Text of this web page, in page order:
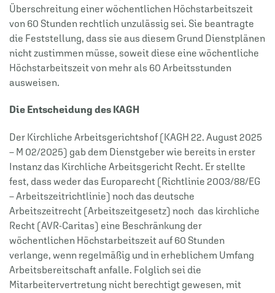
Überschreitung einer wöchentlichen Höchstarbeitszeit
von 60 Stunden rechtlich unzulässig sei. Sie beantragte
die Feststellung, dass sie aus diesem Grund Dienstplänen
nicht zustimmen müsse, soweit diese eine wöchentliche
Höchstarbeitszeit von mehr als 60 Arbeitsstunden
ausweisen.
Die Entscheidung des KAGH
Der Kirchliche Arbeitsgerichtshof (KAGH 22. August 2025
– M 02/2025) gab dem Dienstgeber wie bereits in erster
Instanz das Kirchliche Arbeitsgericht Recht. Er stellte
fest, dass weder das Europarecht (Richtlinie 2003/88/EG
– Arbeitszeitrichtlinie) noch das deutsche
Arbeitszeitrecht (Arbeitszeitgesetz) noch das kirchliche
Recht (AVR-Caritas) eine Beschränkung der
wöchentlichen Höchstarbeitszeit auf 60 Stunden
verlange, wenn regelmäßig und in erheblichem Umfang
Arbeitsbereitschaft anfalle. Folglich sei die
Mitarbeitervertretung nicht berechtigt gewesen, mit